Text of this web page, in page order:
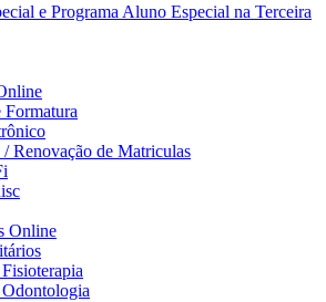
e Programa Aluno Especial na Terceira
Renovação de Matriculas
Online